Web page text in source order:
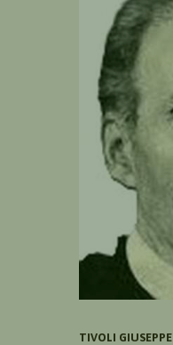
TIVOLI GIUSEPPE